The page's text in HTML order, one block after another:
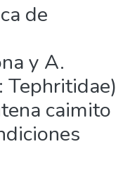
de
y A.
Tephritidae)
caimito